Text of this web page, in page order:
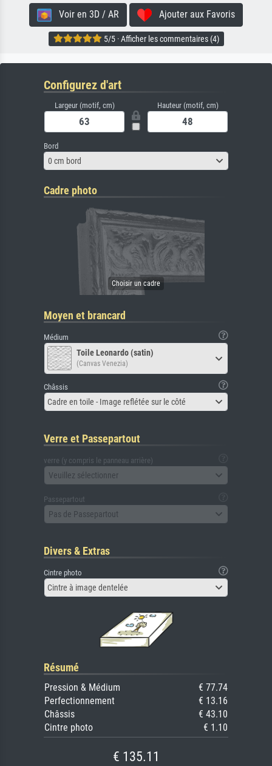
Voir en 3D / AR Ajouter aux Favoris
5/5 · Afficher les commentaires (4)
Configurez d'art
Largeur (motif, cm) Hauteur (motif, cm)
Bord
0 cm bord
Cadre photo
Moyen et brancard
Médium
Toile Leonardo (satin)
(Canvas Venezia)
Châssis
Cadre en toile - Image reflétée sur le côté
Verre et Passepartout
verre (y compris le panneau arrière)
Veuillez sélectionner
Passepartout
Pas de Passepartout
Divers & Extras
Cintre photo
Cintre à image dentelée
Résumé
Pression & Médium
€ 77.74
Perfectionnement
€ 13.16
Châssis
€ 43.10
Cintre photo
€ 1.10
€ 135.11